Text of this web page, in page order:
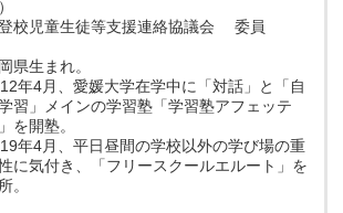
校児童生徒等支援連絡協議会 委員
県生まれ。
年4月、愛媛大学在学中に「対話」と「自
習」メインの学習塾「学習塾アフェッテ
を開塾。
年4月、平日昼間の学校以外の学び場の重
に気付き、「フリースクールエルート」を
。